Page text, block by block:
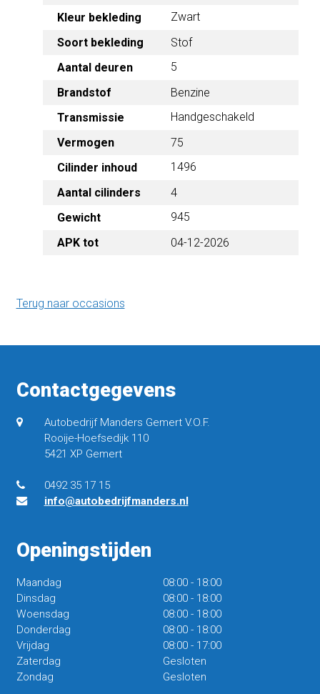
Kleur bekleding
Zwart
Soort bekleding
Stof
Aantal deuren
5
Brandstof
Benzine
Transmissie
Handgeschakeld
Vermogen
75
Cilinder inhoud
1496
Aantal cilinders
4
Gewicht
945
APK tot
04-12-2026
Terug naar occasions
Contactgegevens
Autobedrijf Manders Gemert V.O.F.
Rooije-Hoefsedijk 110
5421 XP Gemert
0492 35 17 15
info@autobedrijfmanders.nl
Openingstijden
Maandag 08:00- 18:00
Dinsdag
08:00- 18:00
Woensdag
08:00- 18:00
Donderdag
08:00- 18:00
Vrijdag
08:00- 17:00
Zaterdag
Gesloten
Zondag
Gesloten